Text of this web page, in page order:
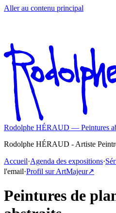
Aller au contenu principal
Rodolphe HÉRAUD — Peintures
Rodolphe HÉRAUD - Artiste
Accueil·Agenda des expositions·
l'email·Profil sur ArtMajeur↗️
Peintures de